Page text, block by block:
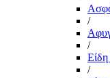
/
/
/